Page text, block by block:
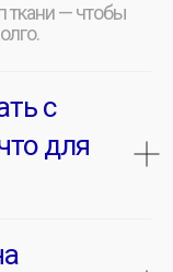
ткани — чтобы
с
для